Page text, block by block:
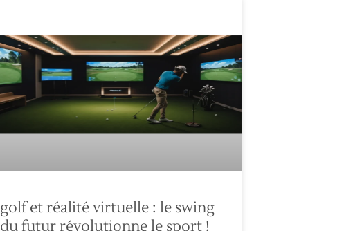
golf et réalité virtuelle : le swing
du futur révolutionne le sport !